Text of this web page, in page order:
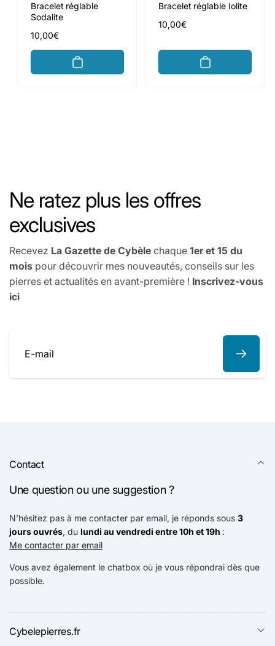
Bracelet réglable
Sodalite
Prix
habituel
10,00€
Bracelet réglable Iolite
Prix
10,00€
Ne ratez plus les offres
exclusives
Recevez La Gazette de Cybèle chaque 1er et 15 du
mois pour découvrir mes nouveautés, conseils sur les
pierres et actualités en avant-première ! Inscrivez-vous
ici
E-
Contact
Une question ou une suggestion ?
N’hésitez pas à me contacter par email, je réponds sous 3
jours ouvrés, du lundi au vendredi entre 10h et 19h :
Me contacter par email
Vous avez également le chatbox où je vous répondrai dès que
possible.
Cybelepierres.fr